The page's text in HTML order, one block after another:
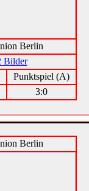
Berlin
Bilder
Punktspiel (A)
3:0
Berlin